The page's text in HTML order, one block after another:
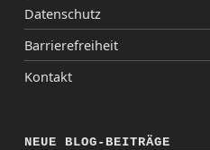
Datenschutz
Barrierefreiheit
Kontakt
NEUE BLOG-BEITRÄGE